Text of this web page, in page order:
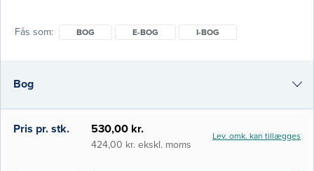
gennemgår i kortfattet form og med mange
beslutningstagning. Bogens indhold baserer
sig i videst mulig udstrækning på
eksisterende
Fås som BOG E-BOG I-BOG
Bog
e-bog
Pris pr. stk. 530,00 kr.
424,00 kr. ekskl. moms
Lev. omk. kan tillægges